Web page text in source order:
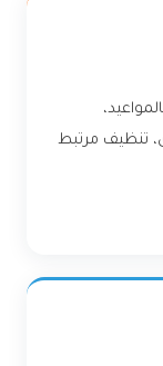
تنظيف مرتبط